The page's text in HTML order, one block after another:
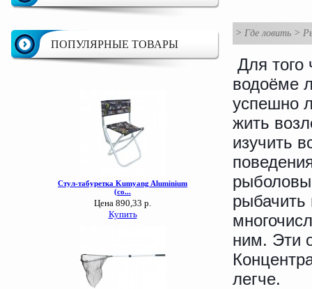
ПОПУЛЯРНЫЕ ТОВАРЫ
> Где ловить >
Для того
водоёме
успешно
жить
изучить
рыболовы
ним. Эти
легче.